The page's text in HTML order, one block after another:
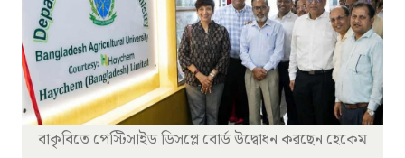
বাকৃবিতে পেস্টিসাইড ডিসপ্লে বোর্ড উদ্বোধন করছেন হেকেম